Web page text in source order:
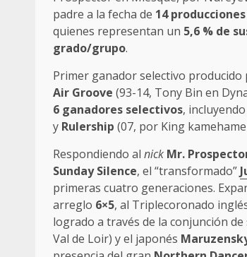
padre a la fecha de 14
quienes representan un 5,6 % de
grado/grupo.
Primer ganador selectivo producido
Air Groove (93-14, Tony Bin en
6 ganadores selectivos, incluyendo
y Rulership (07, por King
Respondiendo al nick Mr.
Sunday Silence, el “transformado”
primeras cuatro generaciones.
arreglo 6×5, al Triplecoronado
logrado a través de la conjunción
Val de Loir) y el japonés